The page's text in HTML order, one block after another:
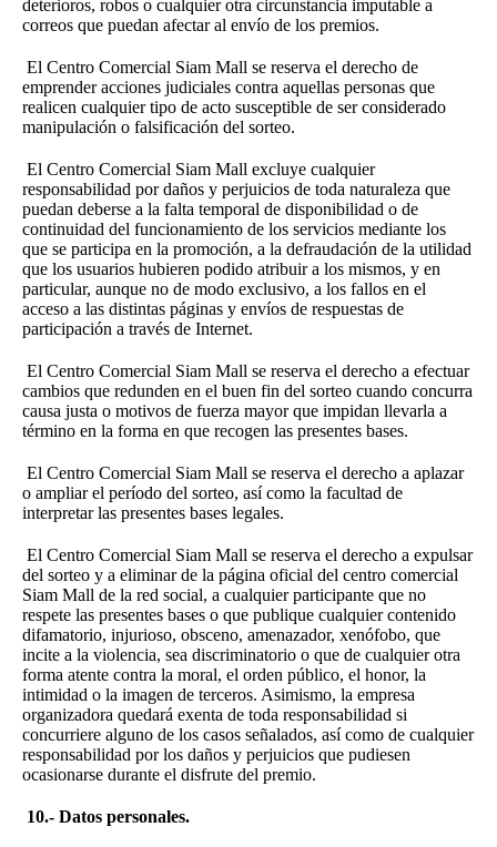
deterioros, robos o cualquier otra circunstancia imputable a
correos que puedan afectar al envío de los premios.
El Centro Comercial Siam Mall se reserva el derecho de
emprender acciones judiciales contra aquellas personas que
realicen cualquier tipo de acto susceptible de ser considerado
manipulación o falsificación del sorteo.
El Centro Comercial Siam Mall excluye cualquier
responsabilidad por daños y perjuicios de toda naturaleza que
puedan deberse a la falta temporal de disponibilidad o de
continuidad del funcionamiento de los servicios mediante los
que se participa en la promoción, a la defraudación de la utilidad
que los usuarios hubieren podido atribuir a los mismos, y en
particular, aunque no de modo exclusivo, a los fallos en el
acceso a las distintas páginas y envíos de respuestas de
participación a través de Internet.
El Centro Comercial Siam Mall se reserva el derecho a efectuar
cambios que redunden en el buen fin del sorteo cuando concurra
causa justa o motivos de fuerza mayor que impidan llevarla a
término en la forma en que recogen las presentes bases.
El Centro Comercial Siam Mall se reserva el derecho a aplazar
o ampliar el período del sorteo, así como la facultad de
interpretar las presentes bases legales.
El Centro Comercial Siam Mall se reserva el derecho a expulsar
del sorteo y a eliminar de la página oficial del centro comercial
Siam Mall de la red social, a cualquier participante que no
respete las presentes bases o que publique cualquier contenido
difamatorio, injurioso, obsceno, amenazador, xenófobo, que
incite a la violencia, sea discriminatorio o que de cualquier otra
forma atente contra la moral, el orden público, el honor, la
intimidad o la imagen de terceros. Asimismo, la empresa
organizadora quedará exenta de toda responsabilidad si
concurriere alguno de los casos señalados, así como de cualquier
responsabilidad por los daños y perjuicios que pudiesen
ocasionarse durante el disfrute del premio.
10.- Datos personales.